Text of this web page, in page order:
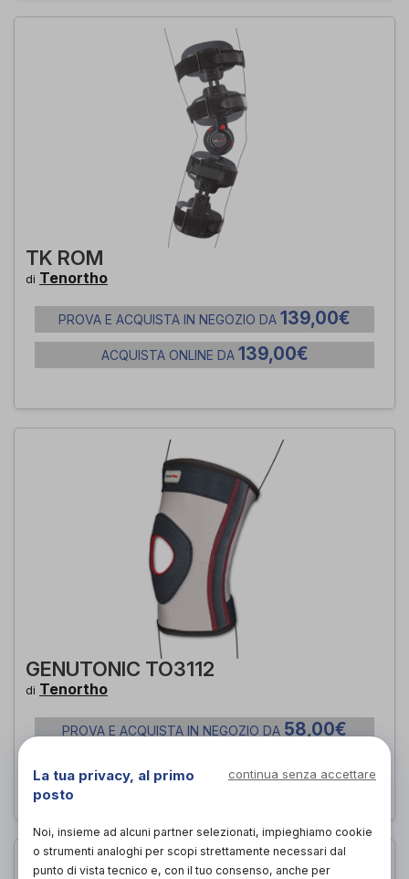
TK ROM
di Tenortho
PROVA E ACQUISTA IN NEGOZIO DA 139,00€
ACQUISTA ONLINE DA 139,00€
GENUTONIC TO3112
di Tenortho
PROVA E ACQUISTA IN NEGOZIO DA 58,00€
ACQUISTA ONLINE DA 58,00€
La tua privacy, al primo
posto
continua senza accettare
Noi, insieme ad alcuni partner selezionati, impieghiamo cookie
o strumenti analoghi per scopi strettamente necessari dal
punto di vista tecnico e, con il tuo consenso, anche per